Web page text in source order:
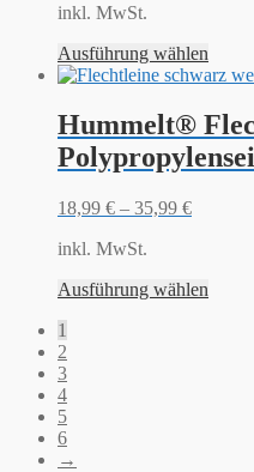
inkl. MwSt.
Ausführung wählen
Hummelt®
18,99 € – 35,99 €
inkl. MwSt.
Ausführung wählen
1
2
3
4
5
6
→